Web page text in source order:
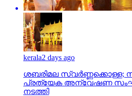
kerala2 days ago
ശബരിമല സ്വര്‍ണ്ണക്കൊള്ള;
പ്രത്യേക അന്വേഷണ
നടത്തി